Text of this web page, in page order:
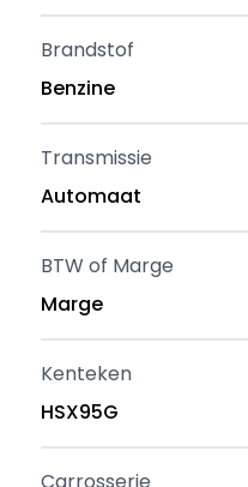
Brandstof
Benzine
Transmissie
Automaat
BTW of Marge
Marge
Kenteken
HSX95G